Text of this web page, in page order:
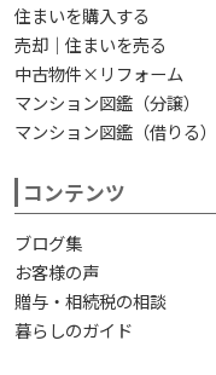
住まいを購入する
売却｜住まいを売る
中古物件×リフォーム
マンション図鑑（分譲）
マンション図鑑（借りる）
コンテンツ
ブログ集
お客様の声
贈与・相続税の相談
暮らしのガイド